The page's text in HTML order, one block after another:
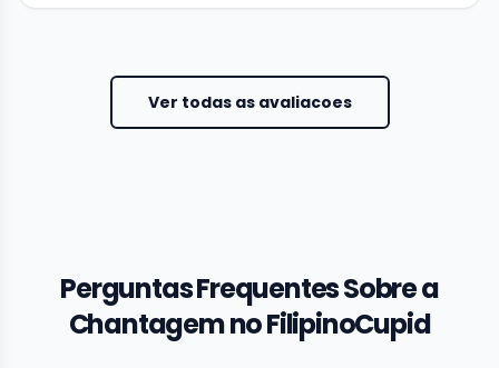
Ver todas as avaliacoes
Perguntas Frequentes Sobre a
Chantagem no FilipinoCupid